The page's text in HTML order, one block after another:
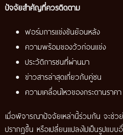
ปัจจัยสำคัญที่ควรติดตาม
ฟอร์มการแข่งขันย้อนหลัง
ความพร้อมของวัวก่อนแข่ง
ประวัติการชนที่ผ่านมา
ข่าวสารล่าสุดเกี่ยวกับคู่ชน
ความเคลื่อนไหวของกระดานราคา
เมื่อพิจารณาปัจจัยเหล่านี้ร่วมกัน จะช่วย
ปรากฏขึ้น หรือเปลี่ยนแปลงไปเป็นรูปแบบ